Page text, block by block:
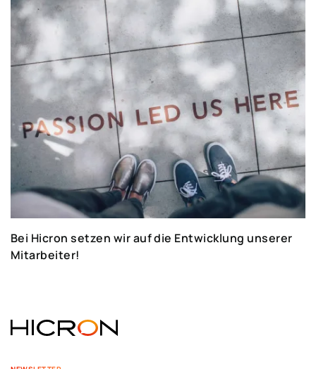
Bei Hicron setzen wir auf die Entwicklung unserer
Mitarbeiter!